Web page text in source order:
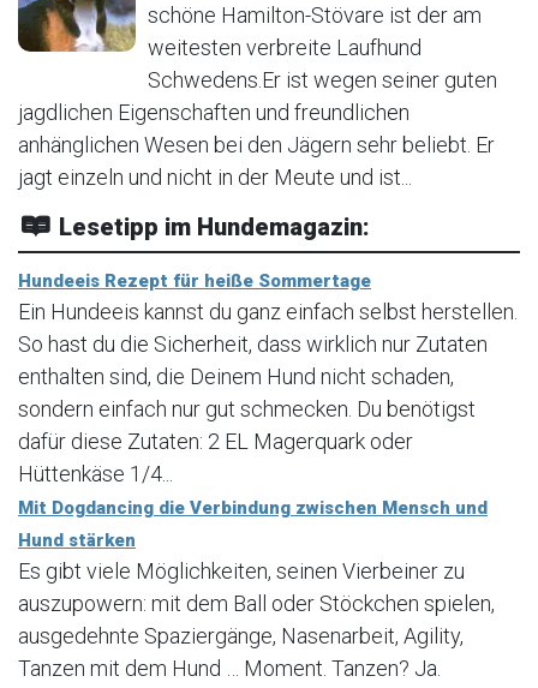
schöne Hamilton-Stövare ist der am
weitesten verbreite Laufhund
Schwedens.Er ist wegen seiner guten
jagdlichen Eigenschaften und freundlichen
anhänglichen Wesen bei den Jägern sehr beliebt. Er
jagt einzeln und nicht in der Meute und ist...
Lesetipp im Hundemagazin:
Hundeeis Rezept für heiße Sommertage
Ein Hundeeis kannst du ganz einfach selbst herstellen.
So hast du die Sicherheit, dass wirklich nur Zutaten
enthalten sind, die Deinem Hund nicht schaden,
sondern einfach nur gut schmecken. Du benötigst
dafür diese Zutaten: 2 EL Magerquark oder
Hüttenkäse 1/4...
Mit Dogdancing die Verbindung zwischen Mensch und
Hund stärken
Es gibt viele Möglichkeiten, seinen Vierbeiner zu
auszupowern: mit dem Ball oder Stöckchen spielen,
ausgedehnte Spaziergänge, Nasenarbeit, Agility,
Tanzen mit dem Hund … Moment. Tanzen? Ja.